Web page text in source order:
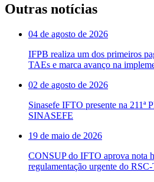
Outras notícias
04 de agosto de 2026
IFPB realiza um dos primeiros
TAEs e marca avanço na
02 de agosto de 2026
Sinasefe IFTO presente na 211ª
SINASEFE
19 de maio de 2026
CONSUP do IFTO aprova nota
regulamentação urgente do